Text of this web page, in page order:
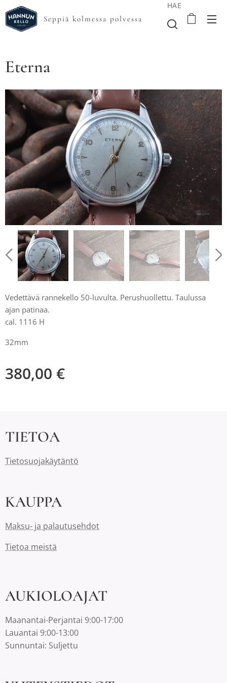
Seppiä kolmessa polvessa
HAE
Eterna
Vedettävä rannekello 50-luvulta. Perushuollettu. Taulussa
ajan patinaa.
cal. 1116 H
32mm
380,00 €
TIETOA
Tietosuojakäytäntö
KAUPPA
Maksu- ja palautusehdot
Tietoa meistä
AUKIOLOAJAT
Maanantai-Perjantai 9:00-17:00
Lauantai 9:00-13:00
Sunnuntai: Suljettu